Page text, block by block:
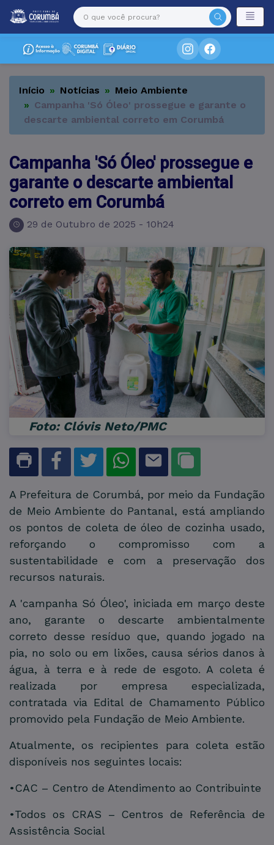
Início Notícias
Meio Ambiente
Campanha 'Só Óleo' prossegue e garante o
descarte ambiental correto em Corumbá
Campanha 'Só Óleo' prossegue e
garante o descarte ambiental
correto em Corumbá
29 de Outubro de 2025 - 10h24
Foto: Clóvis Neto/PMC
A Prefeitura de Corumbá, por meio da Fundação
de Meio Ambiente do Pantanal, está ampliando
os pontos de coleta de óleo de cozinha usado,
reforçando o compromisso com a
sustentabilidade e com a preservação dos
recursos naturais.
A 'campanha Só Óleo', iniciada em março deste
ano, garante o descarte ambientalmente
correto desse resíduo que, quando jogado na
pia, no solo ou em lixões, causa sérios danos à
água, à terra e à rede de esgoto. A coleta é
realizada por empresa especializada,
contratada via Edital de Chamamento Público
promovido pela Fundação de Meio Ambiente.
Atualmente, os recipientes para coleta estão
disponíveis nos seguintes locais:
•CAC – Centro de Atendimento ao Contribuinte
•Todos os CRAS – Centros de Referência de
Assistência Social